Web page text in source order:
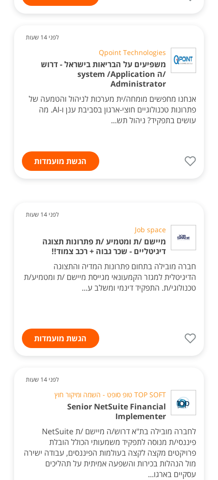
לפני 14 שעות
Qpoint Technologies
משפיעים על הבריאות בישראל - דרוש
/ה system /Application
Administrator
אנחנו מחפשים מומחה/ית מערכות לניהול והטמעה של
פתרונות טכנולוגיים חוצי-ארגון בסביבת ענן ו-AI. מה
עושים בתפקיד? ניהול תש...
הגשת מועמדות
לפני 14 שעות
Job space
מיישם /ת ומטמיע /ת פתרונות תצוגה
דיגיטליים - שכר גבוה + רכב צמוד!!
חברה מובילה בתחום פתרונות המדיה והתצוגה
הדיגיטלית למגזר הקמעונאי מגייסת מיישם /ת ומטמיע/ת
טכנולוגי/ת. התפקיד דינמי ומשלב ע...
הגשת מועמדות
לפני 14 שעות
TOP SOFT טופ סופט - השמה ומיקור חוץ
Senior NetSuite Financial
Implementer
לחברה מובילה בת"א דרוש/ה מיישם /ת NetSuite
פיננסי/ת מנוסה לתפקיד משמעותי הכולל הובלת
פרויקטים מקצה לקצה בעולמות הפיננסים, עבודה ישירה
מול הנהלות בכירות והשפעה אמיתית על תהליכים
עסקיים בארגו...